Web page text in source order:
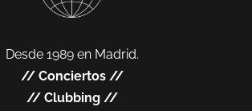
Desde 1989 en Madrid.
// Conciertos //
// Clubbing //